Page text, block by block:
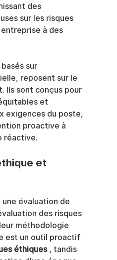
des
sur les risques
à des
sur
reposent sur le
Ils sont conçus pour
et
exigences du poste,
proactive à
réactive.
et
évaluation de
des risques
méthodologie
est un outil proactif
éthiques , tandis